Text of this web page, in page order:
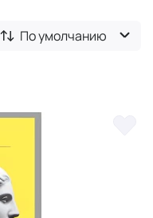
По умолчанию